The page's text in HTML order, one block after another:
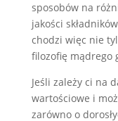
sposobów na
jakości
chodzi więc nie
filozofię mądrego
Jeśli zależy ci na
wartościowe i
zarówno o